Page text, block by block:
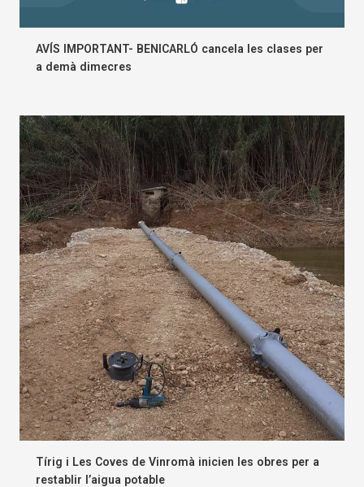
AVÍS IMPORTANT- BENICARLÓ cancela les clases per
a demà dimecres
Tírig i Les Coves de Vinromà inicien les obres per a
restablir l’aigua potable